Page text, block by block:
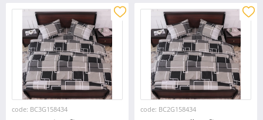
code: BC3G158434 code: BC2G158434